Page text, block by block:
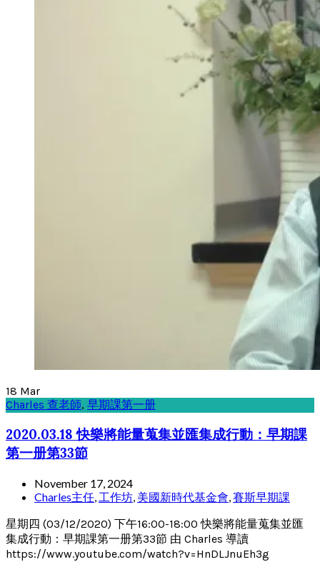
18 Mar
Charles 查老師, 早期課第一册
2020.03.18 快樂將能量蒐集並匯集成行動：早期課
第一册第33節
November 17, 2024
Charles主任, 工作坊, 美國新時代基金會,賽斯早期課
星期四 (03/12/2020) 下午16:00-18:00 快樂將能量蒐集並匯
集成行動：早期課第一册第33節 由 Charles 導讀
https://www.youtube.com/watch?v=HnDLJnuEh3g